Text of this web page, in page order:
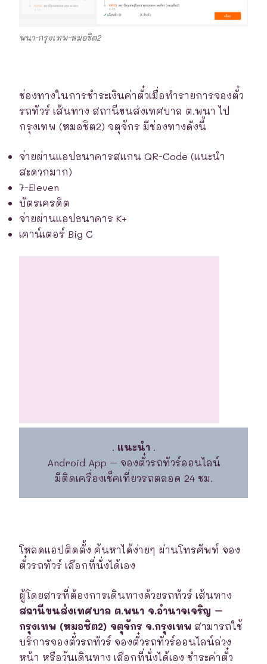
พนา-กรุงเทพ-หมอชิต2
ช่องทางในการชำระเงินค่าตั๋วเมื่อทำรายการจองตั๋ว
รถทัวร์ เส้นทาง สถานีขนส่งเทศบาล ต.พนา ไป
กรุงเทพ (หมอชิต2) จตุจักร มีช่องทางดังนี้
จ่ายผ่านแอปธนาคารสแกน QR-Code (แนะนำ
สะดวกมาก)
7-Eleven
บัตรเครดิต
จ่ายผ่านแอปธนาคาร K+
เคาน์เตอร์ Big C
. แนะนำ.
Android App – จองตั๋วรถทัวร์ออนไลน์
มีติดเครื่องเช็คเที่ยวรถตลอด 24 ชม.
โหลดแอปติดตั้ง ค้นหาได้ง่ายๆ ผ่านโทรศัพท์ จอง
ตั๋วรถทัวร์ เลือกที่นั่งได้เอง
ผู้โดยสารที่ต้องการเดินทางด้วยรถทัวร์ เส้นทาง
สถานีขนส่งเทศบาล ต.พนา จ.อำนาจเจริญ –
กรุงเทพ (หมอชิต2) จตุจักร จ.กรุงเทพ สามารถใช้
บริการจองตั๋วรถทัวร์ จองตั๋วรถทัวร์ออนไลน์ล่วง
หน้า หรือวันเดินทาง เลือกที่นั่งได้เอง ชำระค่าตั๋ว